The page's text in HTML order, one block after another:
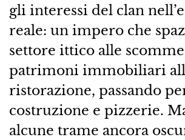
gli interessi del clan
reale: un impero che
settore ittico alle
patrimoni immobiliari
ristorazione, passando
costruzione e pizzerie.
alcune trame ancora